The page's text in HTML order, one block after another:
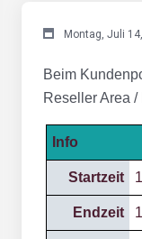
Montag, Juli
Beim
Reseller Area
Info
Startzeit
Endzeit